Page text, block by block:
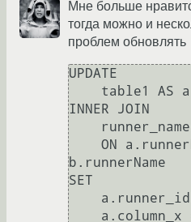
Мне больше
тогда можно и
проблем обновлять
UPDATE
INNER JOIN
b.runnerName
SET